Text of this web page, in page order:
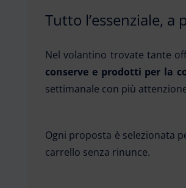
Tutto l’essenziale, a
Nel volantino trovate tante
conserve e prodotti per la
settimanale con più
Ogni proposta è selezionata
carrello senza rinunce.